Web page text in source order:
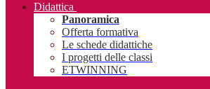
Didattica
Panoramica
Offerta formativa
Le schede didattiche
I progetti delle classi
ETWINNING